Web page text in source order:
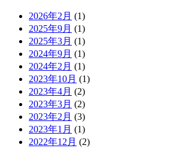
2026年2月 (1)
2025年9月 (1)
2025年3月 (1)
2024年9月 (1)
2024年2月 (1)
2023年10月 (1)
2023年4月 (2)
2023年3月 (2)
2023年2月 (3)
2023年1月 (1)
2022年12月 (2)